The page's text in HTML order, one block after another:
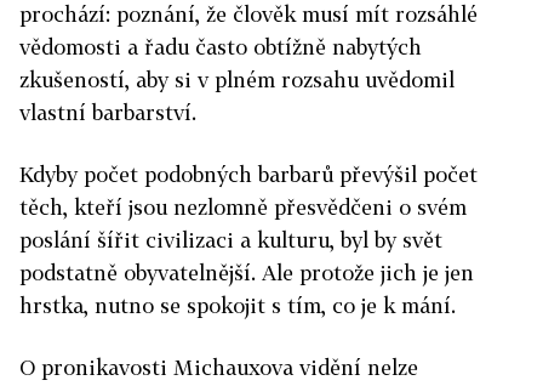
prochází: poznání, že člověk musí mít rozsáhlé
vědomosti a řadu často obtížně nabytých
zkušeností, aby si v plném rozsahu uvědomil
vlastní barbarství.
Kdyby počet podobných barbarů převýšil počet
těch, kteří jsou nezlomně přesvědčeni o svém
poslání šířit civilizaci a kulturu, byl by svět
podstatně obyvatelnější. Ale protože jich je jen
hrstka, nutno se spokojit s tím, co je k mání.
O pronikavosti Michauxova vidění nelze